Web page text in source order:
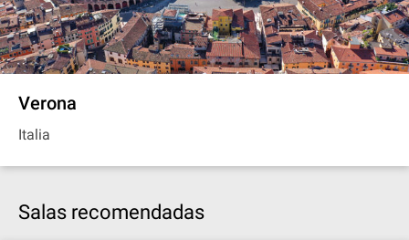
Verona
Italia
Salas recomendadas